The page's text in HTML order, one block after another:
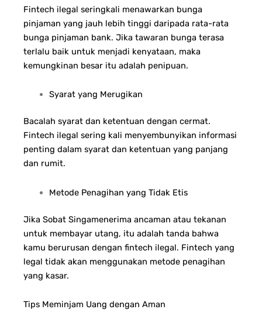
Fintech ilegal seringkali menawarkan bunga
pinjaman yang jauh lebih tinggi daripada rata-rata
bunga pinjaman bank. Jika tawaran bunga terasa
terlalu baik untuk menjadi kenyataan, maka
kemungkinan besar itu adalah penipuan.
Syarat yang Merugikan
Bacalah syarat dan ketentuan dengan cermat.
Fintech ilegal sering kali menyembunyikan informasi
penting dalam syarat dan ketentuan yang panjang
dan rumit.
Metode Penagihan yang Tidak Etis
Jika Sobat Singamenerima ancaman atau tekanan
untuk membayar utang, itu adalah tanda bahwa
kamu berurusan dengan fintech ilegal. Fintech yang
legal tidak akan menggunakan metode penagihan
yang kasar.
Tips Meminjam Uang dengan Aman